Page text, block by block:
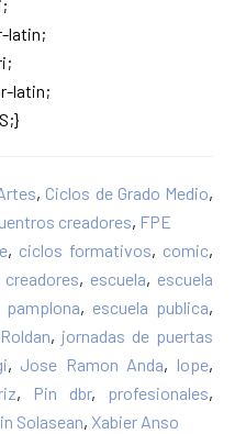
latin;
latin;
, Ciclos de Grado Medio,
creadores, FPE
, ciclos formativos, comic,
, escuela, escuela
, escuela publica,
, jornadas de puertas
, Jose Ramon Anda, lope,
, Pin dbr, profesionales,
Solasean, Xabier Anso